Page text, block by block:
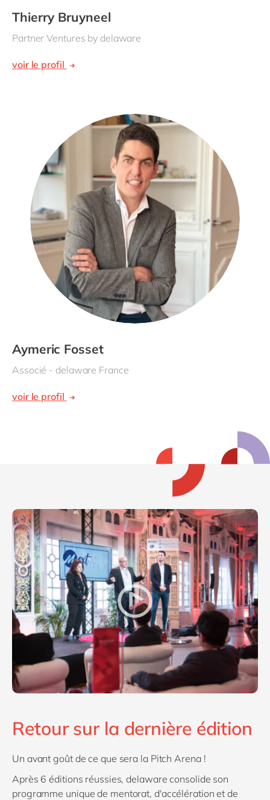
Thierry Bruyneel
Partner Ventures by delaware
voir le profil
Aymeric Fosset
Associé - delaware France
voir le profil
Retour sur la dernière édition
Un avant goût de ce que sera la Pitch Arena !
Après 6 éditions réussies, delaware consolide son
programme unique de mentorat, d'accélération et de